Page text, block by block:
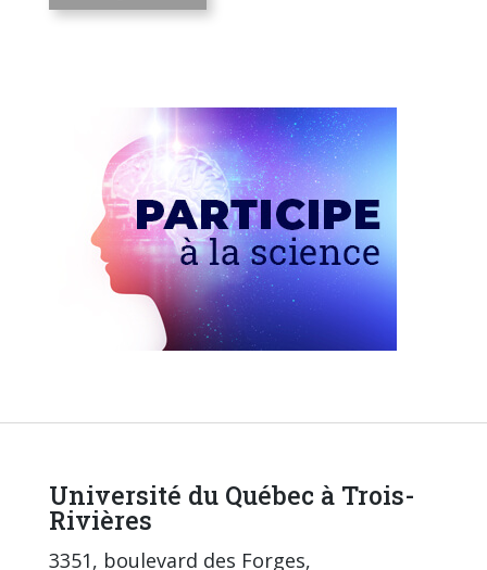
Université du Québec à Trois-
Rivières
3351, boulevard des Forges,